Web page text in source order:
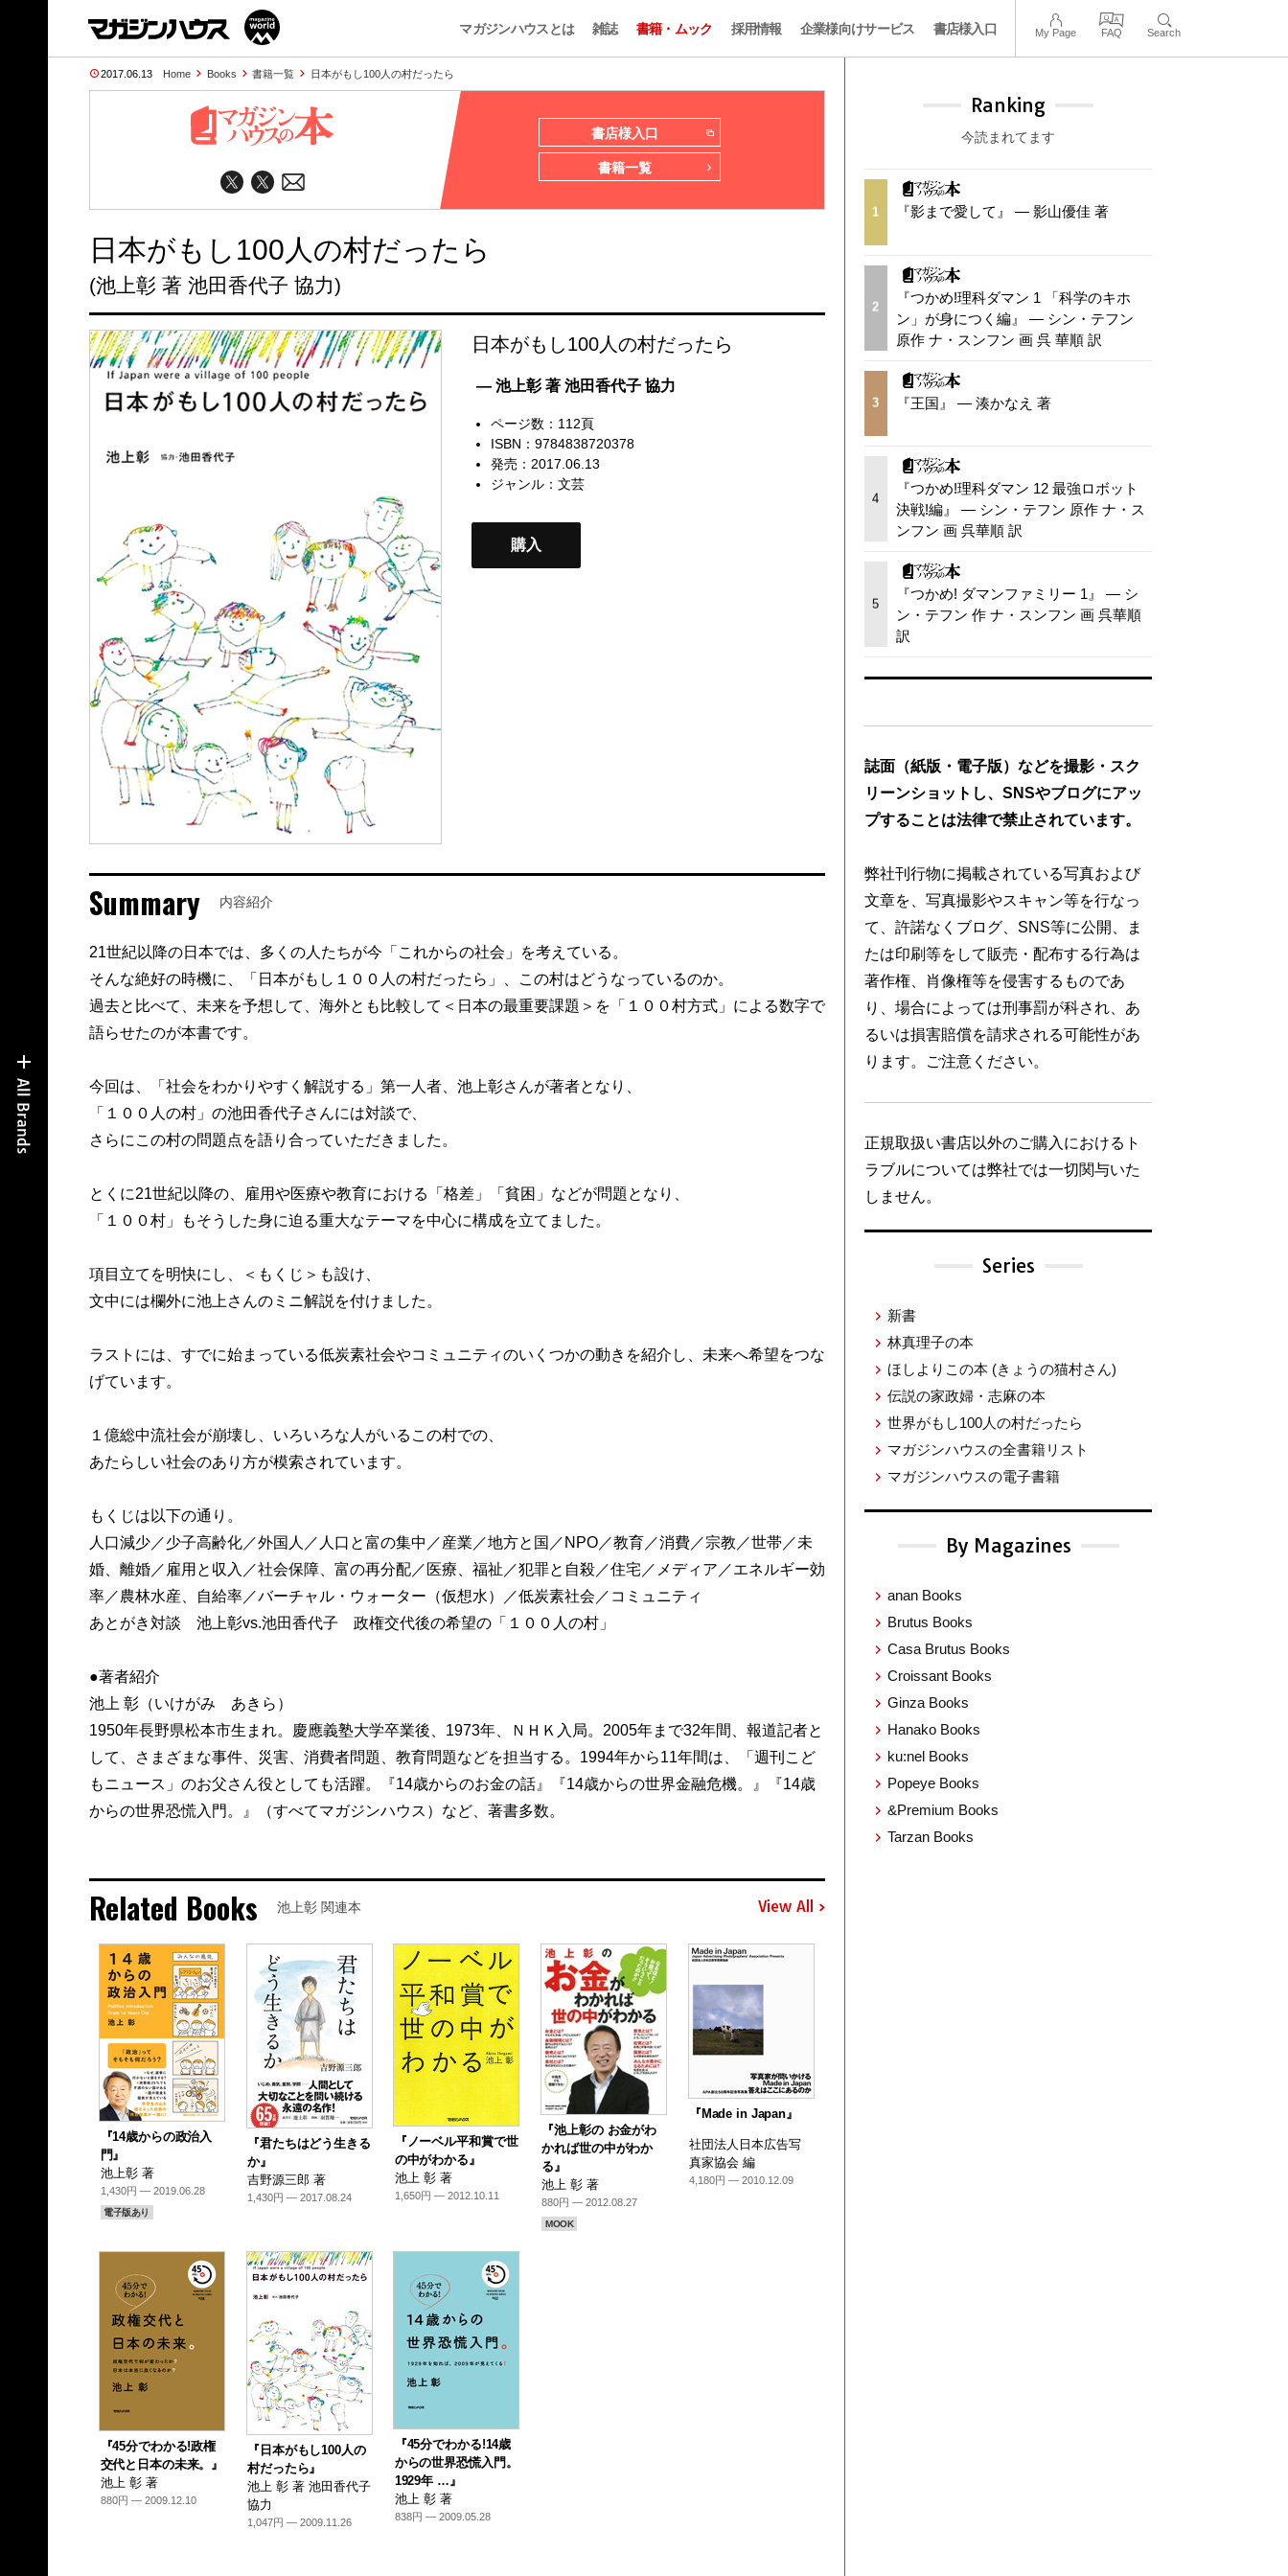
マガジンハウスとは 雑誌 書籍・ムック 採用情報 企業様向けサービス 書店様入口 My Page FAQ Search
2017.06.13 Home Books 書籍一覧 日本がもし100人の村だったら
書店様入口
書籍一覧
日本がもし100人の村だったら
(池上彰 著 池田香代子 協力)
日本がもし100人の村だったら
— 池上彰 著 池田香代子 協力
ページ数：112頁
ISBN：9784838720378
発売：2017.06.13
ジャンル： 文芸
購入
Summary 内容紹介
21世紀以降の日本では、多くの人たちが今「これからの社会」を考えている。
そんな絶好の時機に、「日本がもし１００人の村だったら」、この村はどうなっているのか。
過去と比べて、未来を予想して、海外とも比較して＜日本の最重要課題＞を「１００村方式」による数字で
語らせたのが本書です。
今回は、「社会をわかりやすく解説する」第一人者、池上彰さんが著者となり、
「１００人の村」の池田香代子さんには対談で、
さらにこの村の問題点を語り合っていただきました。
とくに21世紀以降の、雇用や医療や教育における「格差」「貧困」などが問題となり、
「１００村」もそうした身に迫る重大なテーマを中心に構成を立てました。
項目立てを明快にし、＜もくじ＞も設け、
文中には欄外に池上さんのミニ解説を付けました。
ラストには、すでに始まっている低炭素社会やコミュニティのいくつかの動きを紹介し、未来へ希望をつな
げています。
１億総中流社会が崩壊し、いろいろな人がいるこの村での、
あたらしい社会のあり方が模索されています。
もくじは以下の通り。
人口減少／少子高齢化／外国人／人口と富の集中／産業／地方と国／NPO／教育／消費／宗教／世帯／未
婚、離婚／雇用と収入／社会保障、富の再分配／医療、福祉／犯罪と自殺／住宅／メディア／エネルギー効
率／農林水産、自給率／バーチャル・ウォーター（仮想水）／低炭素社会／コミュニティ
あとがき対談 池上彰vs.池田香代子 政権交代後の希望の「１００人の村」
●著者紹介
池上 彰（いけがみ あきら）
1950年長野県松本市生まれ。慶應義塾大学卒業後、1973年、ＮＨＫ入局。2005年まで32年間、報道記者と
して、さまざまな事件、災害、消費者問題、教育問題などを担当する。1994年から11年間は、「週刊こど
もニュース」のお父さん役としても活躍。『14歳からのお金の話』『14歳からの世界金融危機。』『14歳
からの世界恐慌入門。』（すべてマガジンハウス）など、著書多数。
Related Books 池上彰 関連本 View All
『14歳からの政治入
門』
池上彰 著
1,430円 — 2019.06.28
電子版あり
『君たちはどう生きる
か』
吉野源三郎 著
1,430円 — 2017.08.24
『ノーベル平和賞で世
の中がわかる』
池上 彰 著
1,650円 — 2012.10.11
『池上彰の お金がわ
かれば世の中がわか
る』
池上 彰 著
880円 — 2012.08.27
MOOK
『Made in Japan』
社団法人日本広告写
真家協会 編
4,180円 — 2010.12.09
『45分でわかる!政権
交代と日本の未来。』
池上 彰 著
880円 — 2009.12.10
『日本がもし100人の
村だったら』
池上 彰 著 池田香代子
協力
1,047円 — 2009.11.26
『45分でわかる!14歳
からの世界恐慌入門。
1929年 …』
池上 彰 著
838円 — 2009.05.28
Ranking
今読まれてます
1 『影まで愛して』 — 影山優佳 著
2
『つかめ!理科ダマン 1 「科学のキホ
ン」が身につく編』 — シン・テフン
原作 ナ・スンフン 画 呉 華順 訳
3 『王国』 — 湊かなえ 著
4
『つかめ!理科ダマン 12 最強ロボット
決戦!編』 — シン・テフン 原作 ナ・ス
ンフン 画 呉華順 訳
5
『つかめ! ダマンファミリー 1』 — シ
ン・テフン 作 ナ・スンフン 画 呉華順
訳
誌面（紙版・電子版）などを撮影・スク
リーンショットし、SNSやブログにアッ
プすることは法律で禁止されています。
弊社刊行物に掲載されている写真および
文章を、写真撮影やスキャン等を行なっ
て、許諾なくブログ、SNS等に公開、ま
たは印刷等をして販売・配布する行為は
著作権、肖像権等を侵害するものであ
り、場合によっては刑事罰が科され、あ
るいは損害賠償を請求される可能性があ
ります。ご注意ください。
正規取扱い書店以外のご購入におけるト
ラブルについては弊社では一切関与いた
しません。
Series
新書
林真理子の本
ほしよりこの本 (きょうの猫村さん)
伝説の家政婦・志麻の本
世界がもし100人の村だったら
マガジンハウスの全書籍リスト
マガジンハウスの電子書籍
By Magazines
anan Books
Brutus Books
Casa Brutus Books
Croissant Books
Ginza Books
Hanako Books
ku:nel Books
Popeye Books
&Premium Books
Tarzan Books